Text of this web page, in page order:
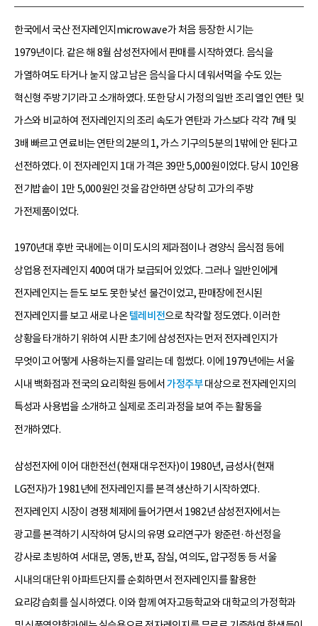
한국에서 국산 전자레인지microwave가 처음 등장한 시기는
1979년이다. 같은 해 8월 삼성전자에서 판매를 시작하였다. 음식을
가열하여도 타거나 눋지 않고 남은 음식을 다시 데워서먹을 수도 있는
혁신형 주방기기라고 소개하였다. 또한 당시 가정의 일반 조리 열인 연탄 및
가스와 비교하여 전자레인지의 조리 속도가 연탄과 가스보다 각각 7배 및
3배 빠르고 연료비는 연탄의 2분의 1, 가스 기구의 5분의 1밖에 안 된다고
선전하였다. 이 전자레인지 1대 가격은 39만 5,000원이었다. 당시 10인용
전기밥솥이 1만 5,000원인 것을 감안하면 상당히 고가의 주방
가전제품이었다.
1970년대 후반 국내에는 이미 도시의 제과점이나 경양식 음식점 등에
상업용 전자레인지 400여 대가 보급되어 있었다. 그러나 일반인에게
전자레인지는 듣도 보도 못한 낯선 물건이었고, 판매장에 전시된
전자레인지를 보고 새로 나온텔레비전으로 착각할 정도였다. 이러한
상황을 타개하기 위하여 시판 초기에 삼성전자는 먼저 전자레인지가
무엇이고 어떻게 사용하는지를 알리는 데 힘썼다. 이에 1979년에는 서울
시내 백화점과 전국의 요리학원 등에서 가정주부대상으로 전자레인지의
특성과 사용법을 소개하고 실제로 조리 과정을 보여 주는 활동을
전개하였다.
삼성전자에 이어 대한전선(현재 대우전자)이 1980년, 금성사(현재
LG전자)가 1981년에 전자레인지를 본격 생산하기 시작하였다.
전자레인지 시장이 경쟁 체제에 들어가면서 1982년 삼성전자에서는
광고를 본격하기 시작하여 당시의 유명 요리연구가 왕준련·하선정을
강사로 초빙하여 서대문, 영동, 반포, 잠실, 여의도, 압구정동 등 서울
시내의 대단위 아파트단지를 순회하면서 전자레인지를 활용한
요리강습회를 실시하였다. 이와 함께 여자고등학교와 대학교의 가정학과